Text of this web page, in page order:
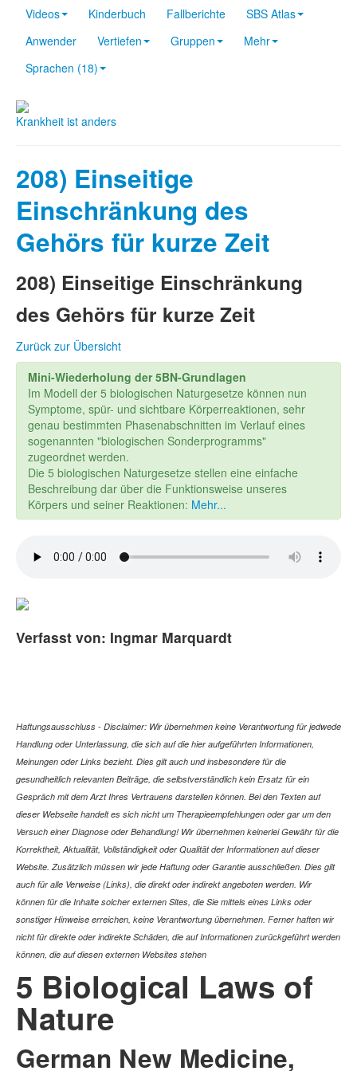
Videos Kinderbuch Fallberichte
SBS Atlas
Anwender
Vertiefen Gruppen
Mehr
Sprachen (18)
Krankheit ist anders
208) Einseitige
Einschränkung des
Gehörs für kurze Zeit
208) Einseitige Einschränkung
des Gehörs für kurze Zeit
Zurück zur Übersicht
Mini-Wiederholung der 5BN-Grundlagen
Im Modell der 5 biologischen Naturgesetze können nun
Symptome, spür- und sichtbare Körperreaktionen, sehr
genau bestimmten Phasenabschnitten im Verlauf eines
sogenannten "biologischen Sonderprogramms"
zugeordnet werden.
Die 5 biologischen Naturgesetze stellen eine einfache
Beschreibung dar über die Funktionsweise unseres
Körpers und seiner Reaktionen: Mehr...
Verfasst von: Ingmar Marquardt
Haftungsausschluss - Disclaimer: Wir übernehmen keine Verantwortung für jedwede
Handlung oder Unterlassung, die sich auf die hier aufgeführten Informationen,
Meinungen oder Links bezieht. Dies gilt auch und insbesondere für die
gesundheitlich relevanten Beiträge, die selbstverständlich kein Ersatz für ein
Gespräch mit dem Arzt Ihres Vertrauens darstellen können. Bei den Texten auf
dieser Webseite handelt es sich nicht um Therapieempfehlungen oder gar um den
Versuch einer Diagnose oder Behandlung! Wir übernehmen keinerlei Gewähr für die
Korrektheit, Aktualität, Vollständigkeit oder Qualität der Informationen auf dieser
Website. Zusätzlich müssen wir jede Haftung oder Garantie ausschließen. Dies gilt
auch für alle Verweise (Links), die direkt oder indirekt angeboten werden. Wir
können für die Inhalte solcher externen Sites, die Sie mittels eines Links oder
sonstiger Hinweise erreichen, keine Verantwortung übernehmen. Ferner haften wir
nicht für direkte oder indirekte Schäden, die auf Informationen zurückgeführt werden
können, die auf diesen externen Websites stehen
5 Biological Laws of
Nature
German New Medicine,